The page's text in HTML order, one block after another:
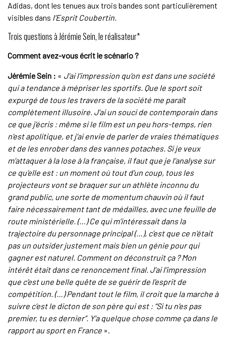
Adidas, dont les tenues aux trois bandes sont particulièrement
visibles dans l’Esprit Coubertin.
Trois questions à Jérémie Sein, le réalisateur*
Comment avez-vous écrit le scénario ?
Jérémie Sein : « J’ai l’impression qu’on est dans une société
qui a tendance à mépriser les sportifs. Que le sport soit
expurgé de tous les travers de la société me paraît
complètement illusoire. J’ai un souci de contemporain dans
ce que j’écris : même si le film est un peu hors-temps, rien
n’est apolitique, et j’ai envie de parler de vraies thématiques
et de les enrober dans des vannes potaches. Si je veux
m’attaquer à la lose à la française, il faut que je l’analyse sur
ce qu’elle est : un moment où tout d’un coup, tous les
projecteurs vont se braquer sur un athlète inconnu du
grand public, une sorte de momentum chauvin où il faut
faire nécessairement tant de médailles, avec une feuille de
route ministérielle. (…) Ce qui m’intéressait dans la
trajectoire du personnage principal (…), c’est que ce n’était
pas un outsider justement mais bien un génie pour qui
gagner est naturel. Comment on déconstruit ça ? Mon
intérêt était dans ce renoncement final. J’ai l’impression
que c’est une belle quête de se guérir de l’esprit de
compétition. (…) Pendant tout le film, il croit que la marche à
suivre c’est le dicton de son père qui est : “Si tu n’es pas
premier, tu es dernier”. Y’a quelque chose comme ça dans le
rapport au sport en France ».